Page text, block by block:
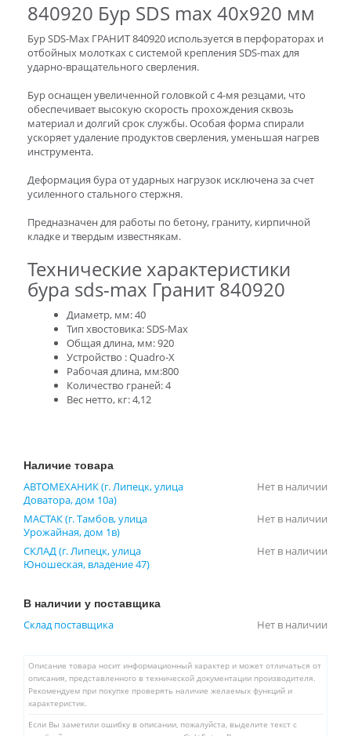
840920 Бур SDS max 40x920 мм
Бур SDS-Max ГРАНИТ 840920 используется в перфораторах и
отбойных молотках с системой крепления SDS-max для
ударно-вращательного сверления.
Бур оснащен увеличенной головкой с 4-мя резцами, что
обеспечивает высокую скорость прохождения сквозь
материал и долгий срок службы. Особая форма спирали
ускоряет удаление продуктов сверления, уменьшая нагрев
инструмента.
Деформация бура от ударных нагрузок исключена за счет
усиленного стального стержня.
Предназначен для работы по бетону, граниту, кирпичной
кладке и твердым известнякам.
Технические характеристики
бура sds-max Гранит 840920
Диаметр, мм: 40
Тип хвостовика: SDS-Max
Общая длина, мм: 920
Устройство : Quadro-X
Рабочая длина, мм:800
Количество граней: 4
Вес нетто, кг: 4,12
Наличие товара
АВТОМЕХАНИК (г. Липецк, улица
Доватора, дом 10а)
Нет в наличии
МАСТАК (г. Тамбов, улица
Урожайная, дом 1в)
Нет в наличии
СКЛАД (г. Липецк, улица
Юношеская, владение 47)
Нет в наличии
В наличии у поставщика
Склад поставщика Нет в наличии
Описание товара носит информационный характер и может отличаться от
описания, представленного в технической документации производителя.
Рекомендуем при покупке проверять наличие желаемых функций и
характеристик.
Если Вы заметили ошибку в описании, пожалуйста, выделите текст с